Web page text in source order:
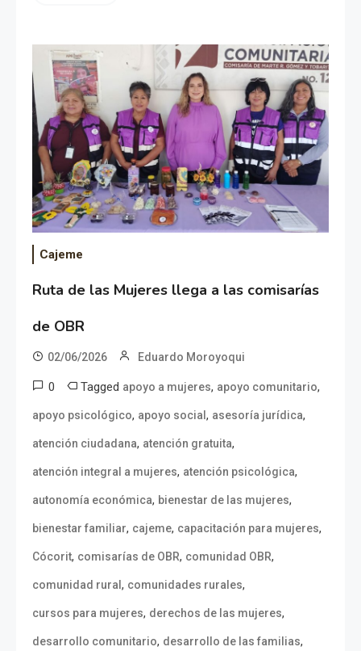
Cajeme
Ruta de las Mujeres llega a las comisarías
de OBR
02/06/2026 Eduardo Moroyoqui
0 Tagged apoyo a mujeres, apoyo comunitario,
apoyo psicológico, apoyo social , asesoría jurídica,
atención ciudadana, atención gratuita,
atención integral a mujeres, atención psicológica,
autonomía económica, bienestar de las mujeres,
bienestar familiar, cajeme, capacitación para mujeres,
Cócorit, comisarías de OBR, comunidad OBR,
comunidad rural , comunidades rurales,
cursos para mujeres, derechos de las mujeres,
desarrollo comunitario, desarrollo de las familias,